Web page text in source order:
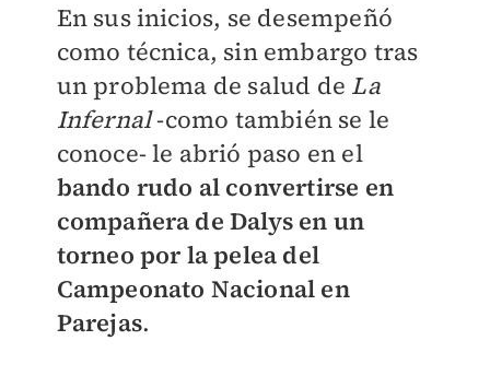
En sus inicios, se desempeñó
como técnica, sin embargo tras
un problema de salud de La
Infernal-como también se le
conoce- le abrió paso en el
bando rudo al convertirse en
compañera de Dalys en un
torneo por la pelea del
Campeonato Nacional en
Parejas.